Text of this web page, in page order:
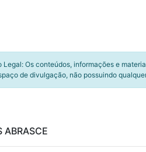
Legal: Os conteúdos, informações e
de divulgação, não possuindo
ABRASCE